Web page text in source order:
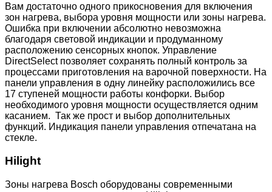
Вам достаточно одного прикосновения для включения
зон нагрева, выбора уровня мощности или зоны нагрева.
Ошибка при включении абсолютно невозможна
благодаря световой индикации и продуманному
расположению сенсорных кнопок. Управление
DirectSelect позволяет сохранять полный контроль за
процессами приготовления на варочной поверхности. На
панели управления в одну линейку расположились все
17 ступеней мощности работы конфорки. Выбор
необходимого уровня мощности осуществляется одним
касанием. Так же прост и выбор дополнительных
функций. Индикация панели управления отпечатана на
стекле.
Hilight
Зоны нагрева Bosch оборудованы современными